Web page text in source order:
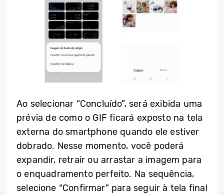
Ao selecionar “Concluído”, será exibida uma
prévia de como o GIF ficará exposto na tela
externa do smartphone quando ele estiver
dobrado. Nesse momento, você poderá
expandir, retrair ou arrastar a imagem para
o enquadramento perfeito. Na sequência,
selecione “Confirmar” para seguir à tela final